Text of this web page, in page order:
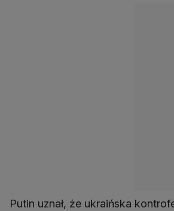
Putin uznał, że ukraińska